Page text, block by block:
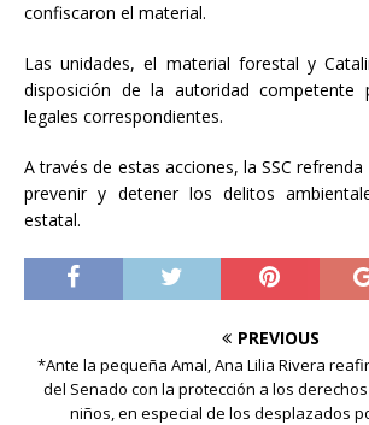
confiscaron el material.
Las unidades, el material forestal y
disposición de la autoridad competente
legales correspondientes.
A través de estas acciones, la SSC
prevenir y detener los delitos
estatal.
PREVIOUS
*Ante la pequeña Amal, Ana Lilia Rivera
del Senado con la protección a los
niños, en especial de los desplazados